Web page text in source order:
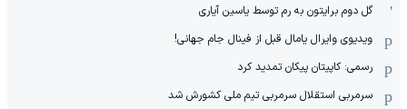
گل دوم برایتون به رم توسط یاسین آیاری
ویدیوی وایرال یامال قبل از فینال جام جهانی!
رسمی: کاپیتان پیکان تمدید کرد
سرمربی استقلال سرمربی تیم ملی کشورش شد